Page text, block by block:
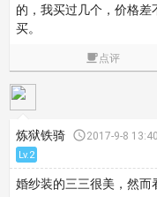
的，我买过几个，价格
买。
点评
炼狱铁骑 2017-9-8
Lv.2
婚纱装的三三很美，然而